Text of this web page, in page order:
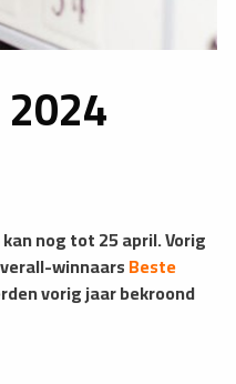
nog tot 25 april. Vorig
winnaarsBeste
vorig jaar bekroond